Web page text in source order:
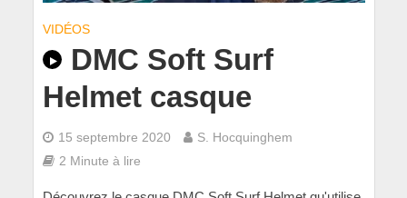
VIDÉOS
DMC Soft Surf
Helmet casque
15 septembre 2020
S. Hocquinghem
2 Minute à lire